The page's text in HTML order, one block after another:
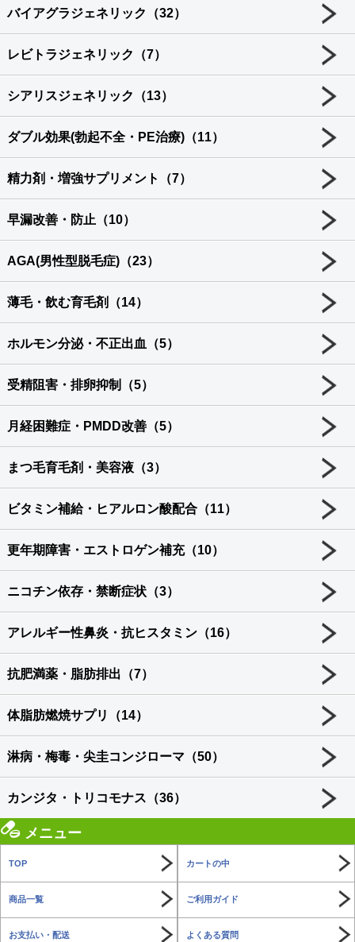
バイアグラジェネリック（32）
レビトラジェネリック（7）
シアリスジェネリック（13）
ダブル効果(勃起不全・PE治療)（11）
精力剤・増強サプリメント（7）
早漏改善・防止（10）
AGA(男性型脱毛症)（23）
薄毛・飲む育毛剤（14）
ホルモン分泌・不正出血（5）
受精阻害・排卵抑制（5）
月経困難症・PMDD改善（5）
まつ毛育毛剤・美容液（3）
ビタミン補給・ヒアルロン酸配合（11）
更年期障害・エストロゲン補充（10）
ニコチン依存・禁断症状（3）
アレルギー性鼻炎・抗ヒスタミン（16）
抗肥満薬・脂肪排出（7）
体脂肪燃焼サプリ（14）
淋病・梅毒・尖圭コンジローマ（50）
カンジタ・トリコモナス（36）
メニュー
TOP カートの中
商品一覧 ご利用ガイド
お支払い・配送 よくある質問